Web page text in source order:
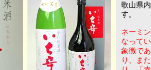
歌山県
す。
ネーミ
なって
象徴で
り、ま